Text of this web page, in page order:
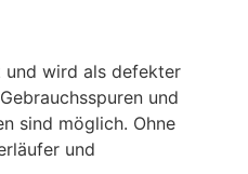
wird als defekter
und
sind möglich. Ohne
und